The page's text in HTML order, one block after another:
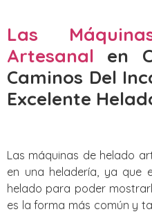
Las
Artesanal en
Caminos Del
Excelente
Las máquinas de helado
en una heladería, ya que
helado para poder
es la forma más común y